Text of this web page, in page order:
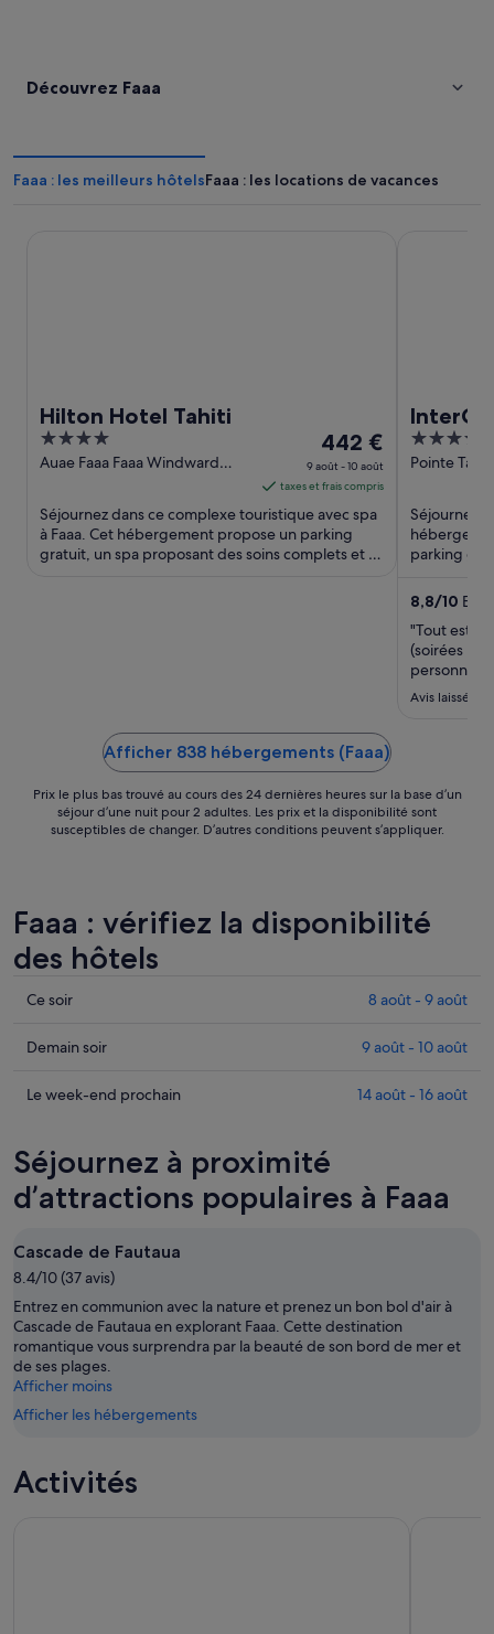
Découvrez Faaa
Faaa : les meilleurs hôtelsFaaa : les locations de vacances
Hilton Hotel Tahiti
4
out
5
Auae Faaa Faaa Windward
Le
prix
est
de 442 €
par
nuit
442 €
9 août - 10 août
taxes et frais compris
Séjournez dans ce complexe touristique avec spa
à Faaa. Cet hébergement propose un parking
gratuit, un spa proposant des soins complets et 4
by IHG
4
out
5
Pointe Tata
Séjournez
parking
8,8/10
"Tout est
(soirées
personnel,
tout ce qui
Avis laissé le
Afficher 838 hébergements (Faaa)
Prix le plus bas trouvé au cours des 24 dernières heures sur la base d’un
séjour d’une nuit pour 2 adultes. Les prix et la disponibilité sont
susceptibles de changer. D’autres conditions peuvent s’appliquer.
Faaa : vérifiez la disponibilité
des hôtels
Consulter
prix
Faaa
nuit,
8
août
9
août
Ce soir 8 août - 9 août
Consulter
prix
pour
demain
soir,
août
-
10
août
Demain soir 9 août - 10 août
Consulter
à
Faaa
pour
week-
end
prochain,
14
août
-
16
août
Le week-end prochain 14 août - 16 août
Séjournez à proximité
d’attractions populaires à Faaa
Cascade de Fautaua
8.4/10 (37 avis)
Entrez en communion avec la nature et prenez un bon bol d'air à
Cascade de Fautaua en explorant Faaa. Cette destination
romantique vous surprendra par la beauté de son bord de mer et
de ses plages.
Afficher moins
Afficher les hébergements
Activités